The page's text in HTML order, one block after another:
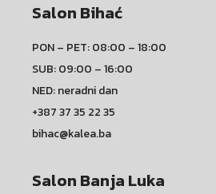
Salon Bihać
PON – PET: 08:00 – 18:00
SUB: 09:00 – 16:00
NED: neradni dan
+387 37 35 22 35
bihac@kalea.ba
Salon Banja Luka